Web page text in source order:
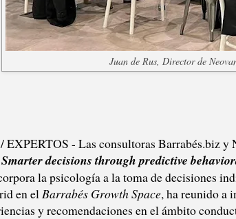
Juan de Rus, Director de
- Las consultoras Barrabés.biz
decisions through predictive
la psicología a la toma de decisiones
en el Barrabés Growth Space, ha reunido a
y recomendaciones en el ámbito